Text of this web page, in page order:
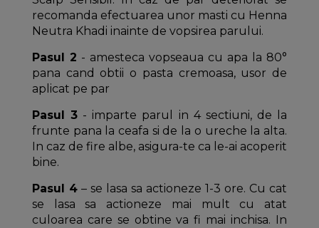
recomanda efectuarea unor masti cu Henna
Neutra Khadi inainte de vopsirea parului.
Pasul 2 - amesteca vopseaua cu apa la 80°
pana cand obtii o pasta cremoasa, usor de
aplicat pe par
Pasul 3- imparte parul in 4 sectiuni, de la
frunte pana la ceafa si de la o ureche la alta.
In caz de fire albe, asigura-te ca le-ai acoperit
bine.
Pasul 4– se lasa sa actioneze 1-3 ore. Cu cat
se lasa sa actioneze mai mult cu atat
culoarea care se obtine va fi mai inchisa. In